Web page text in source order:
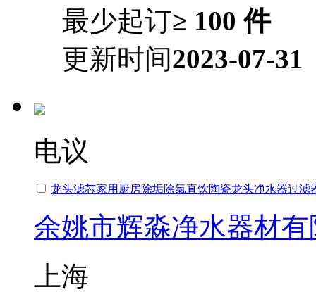
最少起订≥ 100 件
更新时间2023-07-31
电议
龙头滤芯家用厨房除垢除氯直饮陶瓷龙头净水器过滤
余姚市辉淼净水器材
上海